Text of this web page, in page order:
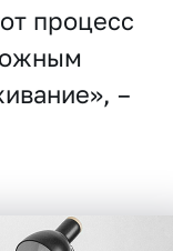
процесс
–